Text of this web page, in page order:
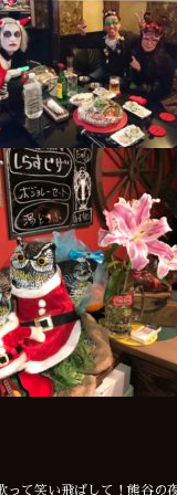
て笑い飛ばして！熊谷の